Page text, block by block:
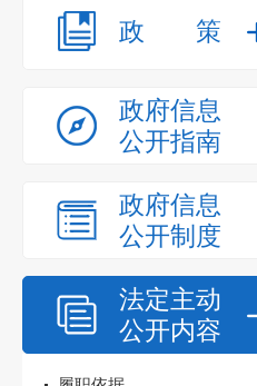
政策
政府信息
公开指南
政府信息
公开制度
法定主动
公开内容